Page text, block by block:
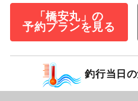
「橋安丸」の
予約プランを見る
釣行当日